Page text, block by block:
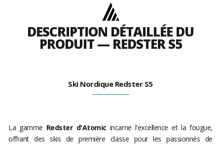
DESCRIPTION DÉTAILLÉE DU
PRODUIT — REDSTER S5
Ski Nordique Redster S5
La gamme Redster d'Atomic incarne l'excellence et la fougue,
offrant des skis de première classe pour les passionnés de